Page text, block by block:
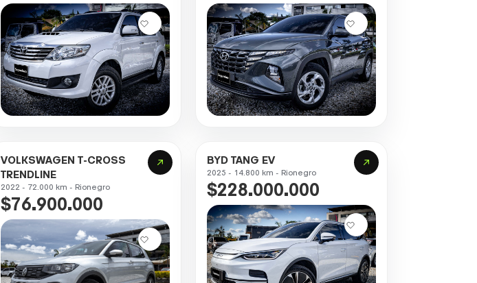
VOLKSWAGEN T-CROSS
TRENDLINE
2022 - 72.000 km - Rionegro
$76.900.000
BYD TANG EV
2025 - 14.800 km - Rionegro
$228.000.000